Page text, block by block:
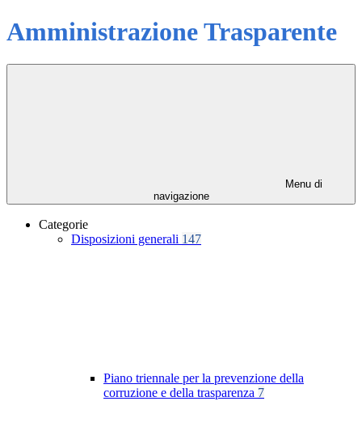
Amministrazione Trasparente
Menu di
navigazione
Categorie
Disposizioni generali 147
Piano triennale per la prevenzione della
corruzione e della trasparenza 7